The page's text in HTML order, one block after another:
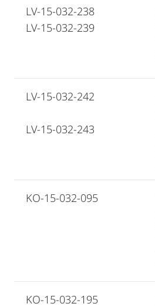
LV-15-032-238
LV-15-032-239
LV-15-032-242
LV-15-032-243
KO-15-032-095
KO-15-032-195